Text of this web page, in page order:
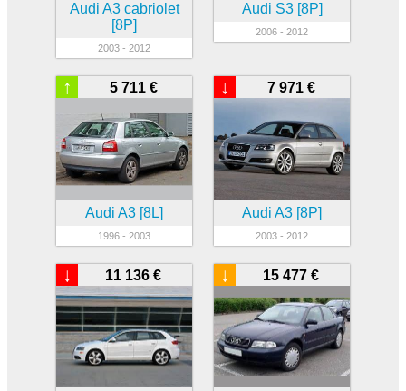
Audi A3 cabriolet
[8P]
2003 - 2012
Audi S3 [8P]
2006 - 2012
5 711 €
↑
Audi A3 [8L]
1996 - 2003
7 971 €
↓
Audi A3 [8P]
2003 - 2012
11 136 €
↓ 15 477 €
↓